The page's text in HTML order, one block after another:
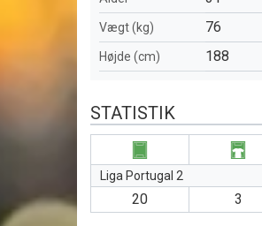
Vægt (kg) 76
Højde (cm) 188
STATISTIK
Liga Portugal 2
20 3